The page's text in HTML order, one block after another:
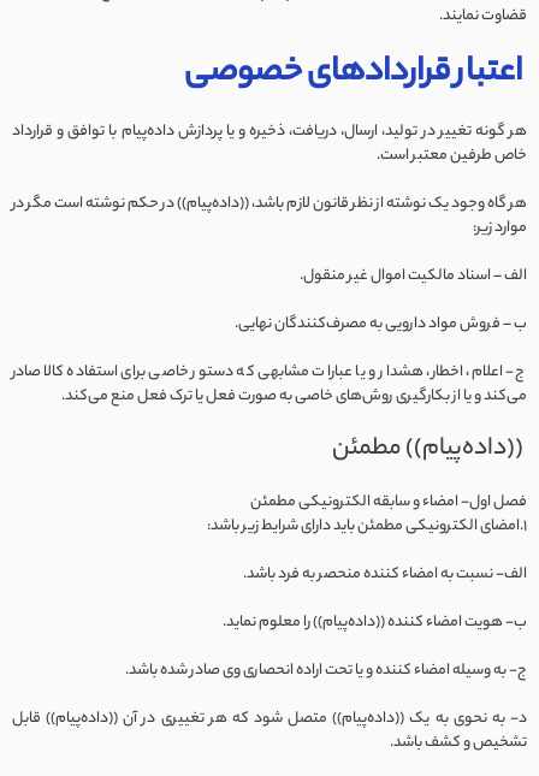
قضاوت نمایند.
اعتبار قراردادهای خصوصی
هر گونه تغییر در تولید، ارسال، دریافت، ذخیره و یا پردازش داده‌پیام با توافق و قرارداد
خاص طرفین معتبر است.
هر گاه وجود یک نوشته از نظر قانون لازم باشد، ((داده‌پیام)) در حکم نوشته است مگر در
موارد زیر:
الف – اسناد مالکیت اموال غیر منقول.
ب – فروش مواد دارویی به مصرف‌کنندگان نهایی.
ج- اعلام، اخطار، هشدار و یا عبارات مشابهی که دستور خاصی برای استفاده کالا صادر
می‌کند و یا از بکارگیری روش‌های خاصی به صورت فعل یا ترک فعل منع می‌کند.
((داده‌پیام)) مطمئن
فصل اول- امضاء و سابقه الکترونیکی مطمئن
1.امضای الکترونیکی مطمئن باید دارای شرایط زیر باشد:
الف- نسبت به امضاء کننده منحصر به فرد باشد.
ب- هویت امضاء کننده ((داده‌پیام)) را معلوم نماید.
ج- به وسیله امضاء کننده و یا تحت اراده انحصاری وی صادر شده باشد.
د- به نحوی به یک ((داده‌پیام)) متصل شود که هر تغییری در آن ((داده‌پیام)) قابل
تشخیص و کشف باشد.